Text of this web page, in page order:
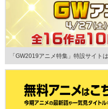
「GW2019アニメ特集」特設サイト